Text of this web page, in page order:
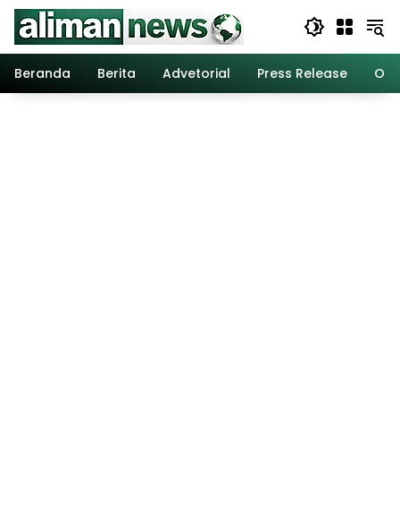
Langsung
konten
Beranda
Berita Advetorial Press Release